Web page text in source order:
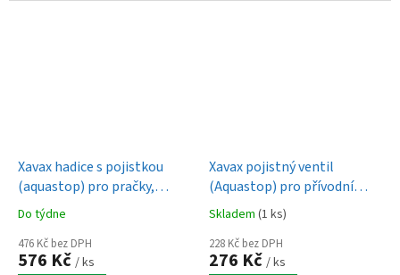
Xavax hadice s pojistkou
(aquastop) pro pračky,
myčky, 1,5 m, balená v PE
sáčku
Do týdne
476 Kč bez DPH
576 Kč / ks
Xavax pojistný ventil
(Aquastop) pro přívodní
hadici pračky/myčky, závit
3/4", mosaz
Skladem (1 ks)
228 Kč bez DPH
276 Kč / ks